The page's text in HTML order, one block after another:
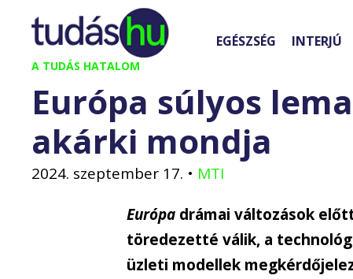
Kilépés
tartalomba
A TUDÁS HATALOM
EGÉSZSÉG INTERJÚ
Európa súlyos
akárki mondja
2024. szeptember 17. • MTI
Európa drámai változások
töredezetté válik, a
üzleti modellek